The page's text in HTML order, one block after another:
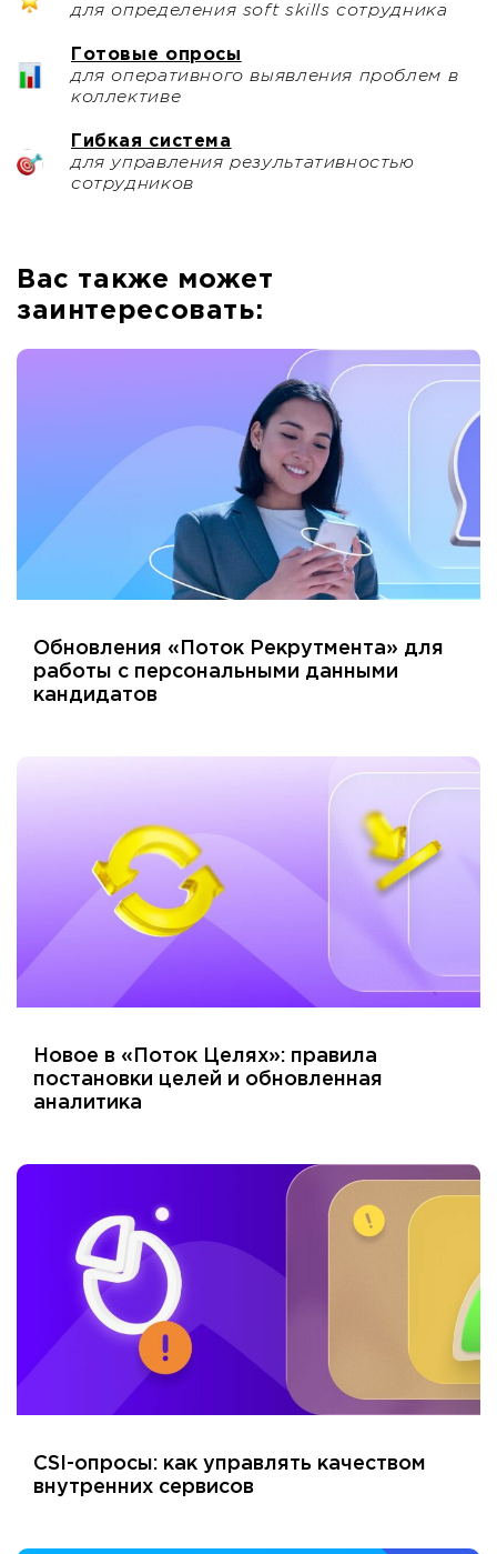
для определения soft skills сотрудника
Готовые опросы
для оперативного выявления проблем в
коллективе
Гибкая система
для управления результативностью
сотрудников
Вас также может
заинтересовать:
Обновления «Поток Рекрутмента» для
работы с персональными данными
кандидатов
Новое в «Поток Целях»: правила
постановки целей и обновленная
аналитика
CSI-опросы: как управлять качеством
внутренних сервисов